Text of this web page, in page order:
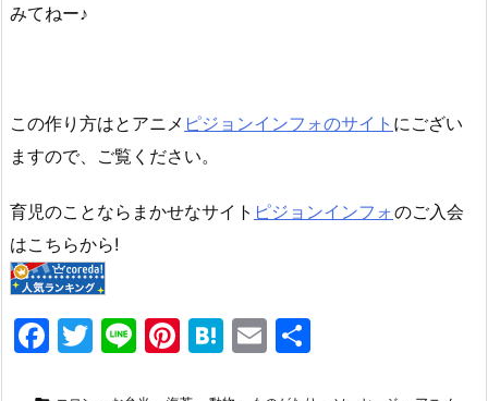
みてねー♪
この作り方はとアニメ ピジョンインフォのサイト にござい
ますので、ご覧ください。
育児のことならまかせなサイト ピジョンインフォのご入会
はこちらから!
F
T
Li Pi H
E